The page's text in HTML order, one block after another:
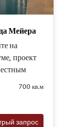
Мейера
на
проект
700 кв.м
запрос